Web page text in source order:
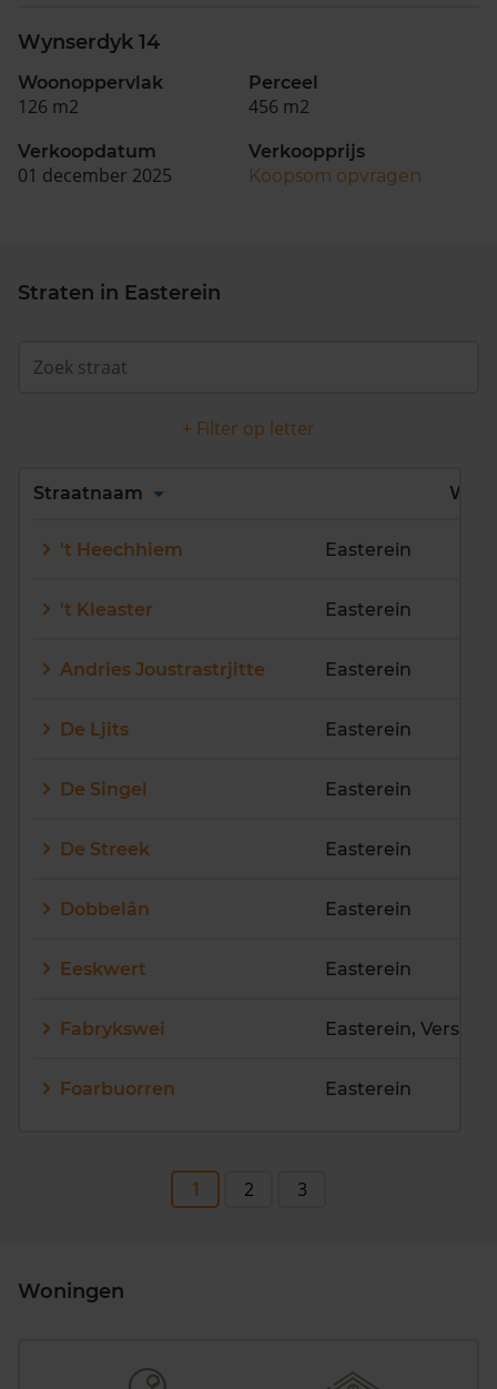
Wynserdyk 14
Woonoppervlak
126 m2
Perceel
456 m2
Verkoopdatum
01 december 2025
Verkoopprijs
Koopsom opvragen
Straten in Easterein
+ Filter op letter
Alles
Q
R U
Straatnaam Wijk
't Heechhiem Easterein
't Kleaster Easterein
Andries Joustrastrjitte Easterein
De Ljits Easterein
De Singel Easterein
De Streek Easterein
Dobbelân Easterein
Eeskwert Easterein
Fabrykswei
Foarbuorren Easterein
1 2 3
Woningen